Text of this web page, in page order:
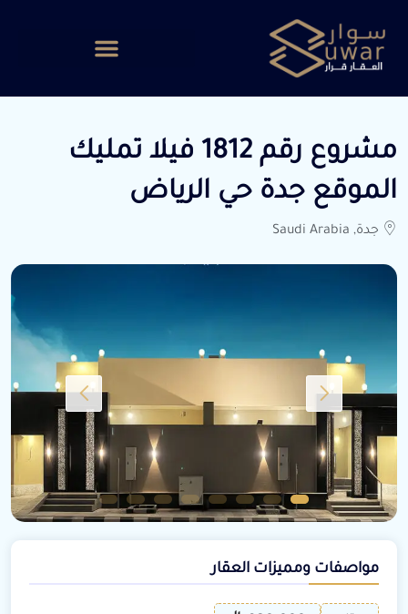
مشروع رقم 1812 فيلا تمليك
الموقع جدة حي الرياض
جدة, Saudi Arabia
مواصفات ومميزات العقار